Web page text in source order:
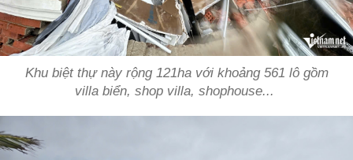
Khu biệt thự này rộng 121ha với khoảng 561 lô gồm
villa biển, shop villa, shophouse...